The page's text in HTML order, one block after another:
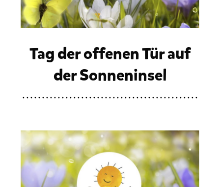
Tag der offenen Tür auf
der Sonneninsel